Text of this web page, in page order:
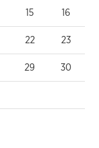
15 16
22 23
29 30